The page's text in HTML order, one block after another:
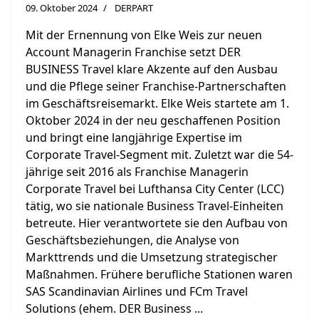
09. Oktober 2024 DERPART
Mit der Ernennung von Elke Weis zur neuen
Account Managerin Franchise setzt DER
BUSINESS Travel klare Akzente auf den Ausbau
und die Pflege seiner Franchise-Partnerschaften
im Geschäftsreisemarkt. Elke Weis startete am 1.
Oktober 2024 in der neu geschaffenen Position
und bringt eine langjährige Expertise im
Corporate Travel-Segment mit. Zuletzt war die 54-
jährige seit 2016 als Franchise Managerin
Corporate Travel bei Lufthansa City Center (LCC)
tätig, wo sie nationale Business Travel-Einheiten
betreute. Hier verantwortete sie den Aufbau von
Geschäftsbeziehungen, die Analyse von
Markttrends und die Umsetzung strategischer
Maßnahmen. Frühere berufliche Stationen waren
SAS Scandinavian Airlines und FCm Travel
Solutions (ehem. DER Business ...